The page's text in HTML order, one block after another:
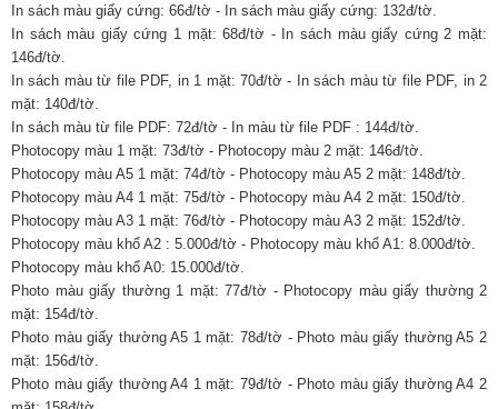
In sách màu giấy cứng: 66đ/tờ - In sách màu giấy cứng: 132đ/tờ.
In sách màu giấy cứng 1 mặt: 68đ/tờ - In sách màu giấy cứng 2 mặt:
146đ/tờ.
In sách màu từ file PDF, in 1 mặt: 70đ/tờ - In sách màu từ file PDF, in 2
mặt: 140đ/tờ.
In sách màu từ file PDF: 72đ/tờ - In màu từ file PDF : 144đ/tờ.
Photocopy màu 1 mặt: 73đ/tờ - Photocopy màu 2 mặt: 146đ/tờ.
Photocopy màu A5 1 mặt: 74đ/tờ - Photocopy màu A5 2 mặt: 148đ/tờ.
Photocopy màu A4 1 mặt: 75đ/tờ - Photocopy màu A4 2 mặt: 150đ/tờ.
Photocopy màu A3 1 mặt: 76đ/tờ - Photocopy màu A3 2 mặt: 152đ/tờ.
Photocopy màu khổ A2 : 5.000đ/tờ - Photocopy màu khổ A1: 8.000đ/tờ.
Photocopy màu khổ A0: 15.000đ/tờ.
Photo màu giấy thường 1 mặt: 77đ/tờ - Photocopy màu giấy thường 2
mặt: 154đ/tờ.
Photo màu giấy thường A5 1 mặt: 78đ/tờ - Photo màu giấy thường A5 2
mặt: 156đ/tờ.
Photo màu giấy thường A4 1 mặt: 79đ/tờ - Photo màu giấy thường A4 2